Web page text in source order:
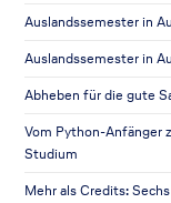
Auslandssemester in
Auslandssemester in
Abheben für die gute
Vom Python-Anfänger
Studium
Mehr als Credits: